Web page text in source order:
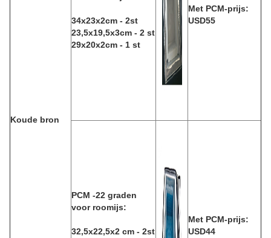
Koude bron
34x23x2cm - 2st
23,5x19,5x3cm - 2 st
29x20x2cm - 1 st
Met PCM-prijs:
USD55
PCM -22 graden
voor roomijs:
32,5x22,5x2 cm - 2st
Met PCM-prijs:
USD44